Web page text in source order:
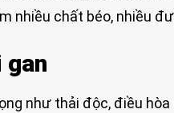
nhiều chất béo, nhiều
gan
như thải độc, điều